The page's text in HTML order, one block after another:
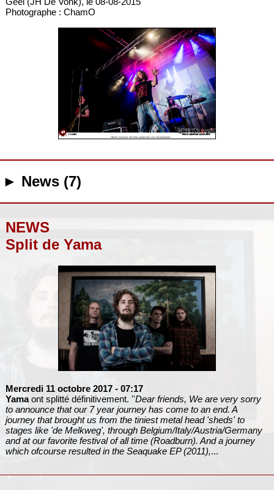
Photographe : ChamO
► News (7)
NEWS
Split de Yama
Mercredi 11 octobre 2017 - 07:17
Yamaont splitté définitivement. ''Dear friends, We are very sorry
to announce that our 7 year journey has come to an end. A
journey that brought us from the tiniest metal head 'sheds' to
stages like 'de Melkweg', through Belgium/Italy/Austria/Germany
and at our favorite festival of all time (Roadburn). And a journey
which ofcourse resulted in the Seaquake EP (2011),...